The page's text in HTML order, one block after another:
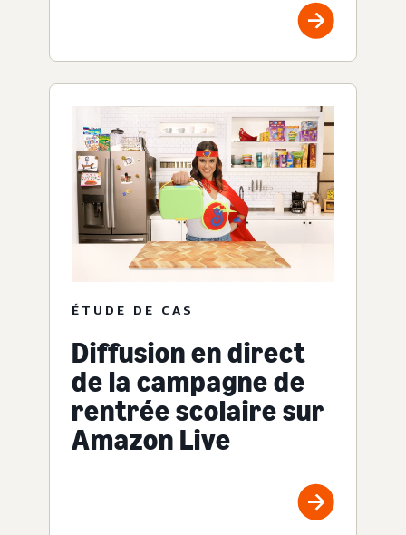
ÉTUDE DE CAS
Diffusion en direct
de la campagne de
rentrée scolaire sur
Amazon Live